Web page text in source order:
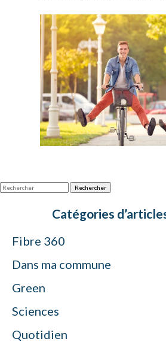
Rechercher
Catégories
Fibre 360
Dans ma commune
Green
Sciences
Quotidien